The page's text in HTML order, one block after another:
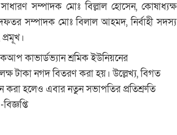
সম্পাদক মোঃ বিল্লাল হোসেন, কোষাধ্যক্ষ
সম্পাদক মোঃ বিলাল আহমদ, নির্বাহী সদস্য
কাভার্ডভ্যান শ্রমিক ইউনিয়নের
টাকা নগদ বিতরণ করা হয়। উল্লেখ্য, বিগত
করা হলেও এবার নতুন সভাপতির প্রতিশ্রুতি